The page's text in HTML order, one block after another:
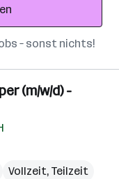
– sonst nichts!
(m/w/d) -
Vollzeit, Teilzeit